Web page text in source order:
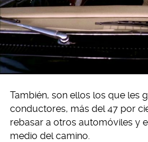
También, son ellos los que les
conductores, más del 47 por
rebasar a otros automóviles y
medio del camino.